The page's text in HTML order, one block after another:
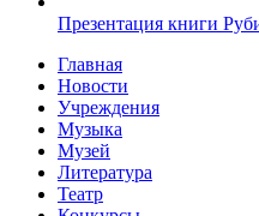
Презентация книги
Главная
Новости
Учреждения
Музыка
Музей
Литература
Театр